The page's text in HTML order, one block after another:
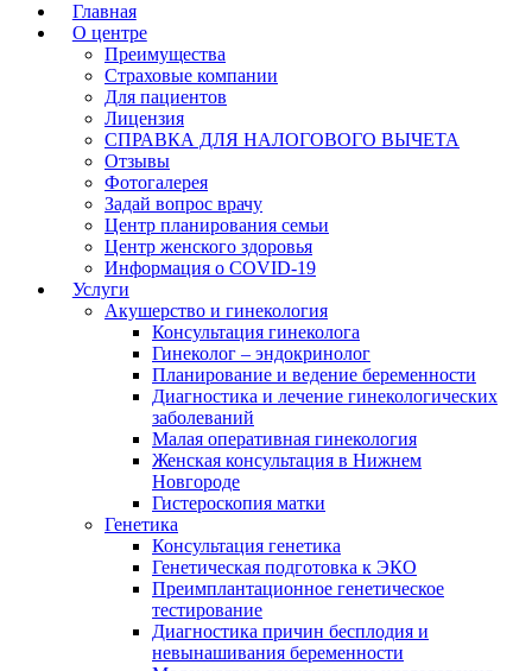
Главная
О центре
Преимущества
Страховые компании
Для пациентов
Лицензия
СПРАВКА ДЛЯ НАЛОГОВОГО ВЫЧЕТА
Отзывы
Фотогалерея
Задай вопрос врачу
Центр планирования семьи
Центр женского здоровья
Информация о COVID-19
Услуги
Акушерство и гинекология
Консультация гинеколога
Гинеколог – эндокринолог
Планирование и ведение беременности
Диагностика и лечение гинекологических
заболеваний
Малая оперативная гинекология
Женская консультация в Нижнем
Новгороде
Гистероскопия матки
Генетика
Консультация генетика
Генетическая подготовка к ЭКО
Преимплантационное генетическое
тестирование
Диагностика причин бесплодия и
невынашивания беременности